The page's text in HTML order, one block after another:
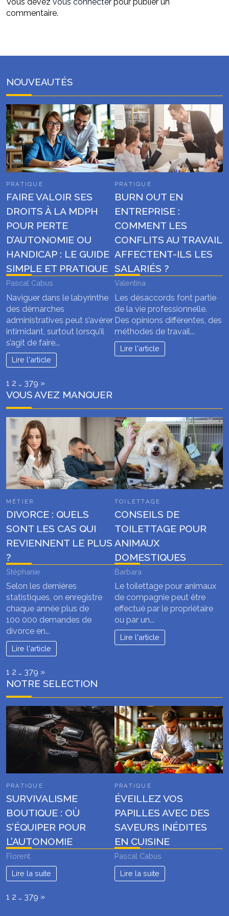
commentaire.
NOUVEAUTÉS
PRATIQUE
FAIRE VALOIR SES
DROITS À LA MDPH
POUR PERTE
D’AUTONOMIE OU
HANDICAP : LE GUIDE
SIMPLE ET PRATIQUE
Pascal Cabus
Naviguer dans le labyrinthe
des démarches
administratives peut s’avérer
intimidant, surtout lorsqu’il
s’agit de faire...
Lire l'article
PRATIQUE
BURN OUT EN
ENTREPRISE :
COMMENT LES
CONFLITS AU TRAVAIL
AFFECTENT-ILS LES
SALARIÉS ?
Valentina
Les désaccords font partie
de la vie professionnelle.
Des opinions différentes, des
méthodes de travail...
Lire l'article
Page:
1 2 … 379 Next
»
VOUS AVEZ MANQUER
MÉTIER
DIVORCE : QUELS
SONT LES CAS QUI
REVIENNENT LE PLUS
?
Stéphanie
Selon les dernières
statistiques, on enregistre
chaque année plus de
100 000 demandes de
divorce en...
Lire l'article
TOILETTAGE
CONSEILS DE
TOILETTAGE POUR
ANIMAUX
DOMESTIQUES
Barbara
Le toilettage pour animaux
de compagnie peut être
effectué par le propriétaire
ou par un...
Lire l'article
Page:
1 2 … 379 Next
»
NOTRE SELECTION
PRATIQUE
SURVIVALISME
BOUTIQUE : OÙ
S’ÉQUIPER POUR
L’AUTONOMIE
Florent
Lire la suite
PRATIQUE
ÉVEILLEZ VOS
PAPILLES AVEC DES
SAVEURS INÉDITES
EN CUISINE
Pascal Cabus
Lire la suite
Page:
1 2 … 379 Next
»